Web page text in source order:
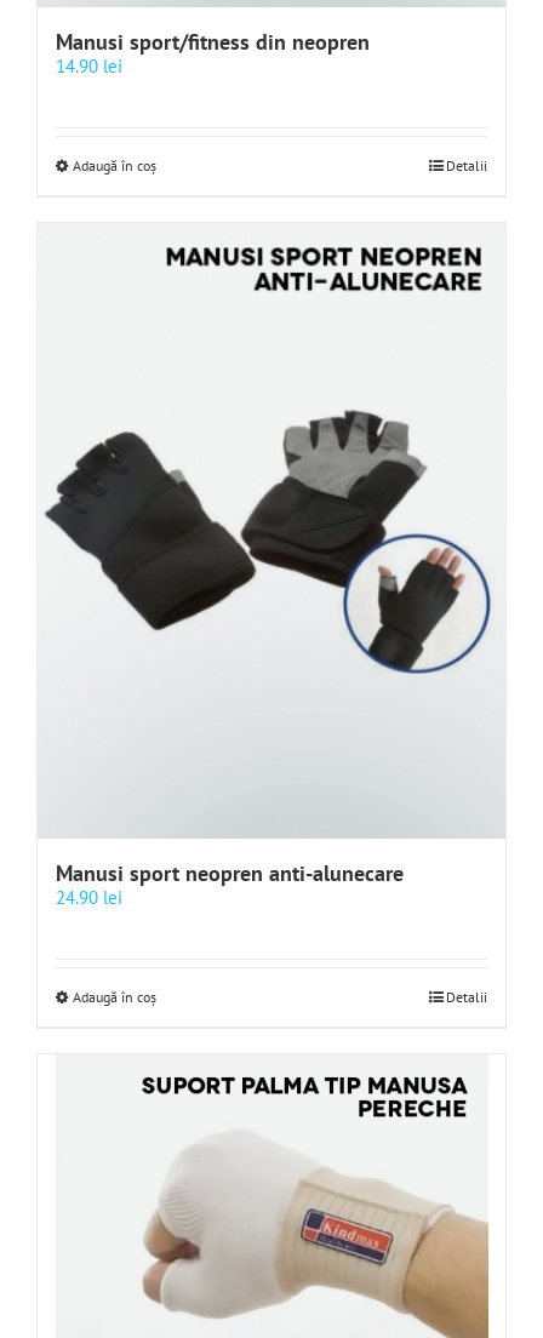
Manusi sport/fitness din neopren
14.90 lei
Adaugă în coș Detalii
Manusi sport neopren anti-alunecare
24.90 lei
Adaugă în coș Detalii